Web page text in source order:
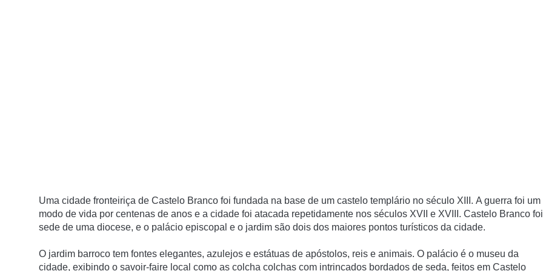
Uma cidade fronteiriça de Castelo Branco foi fundada na base de um castelo templário no século XIII. A guerra foi um
modo de vida por centenas de anos e a cidade foi atacada repetidamente nos séculos XVII e XVIII. Castelo Branco
sede de uma diocese, e o palácio episcopal e o jardim são dois dos maiores pontos turísticos da cidade.
O jardim barroco tem fontes elegantes, azulejos e estátuas de apóstolos, reis e animais. O palácio é o museu da
cidade, exibindo o savoir-faire local como as colcha colchas com intrincados bordados de seda, feitos em Castelo